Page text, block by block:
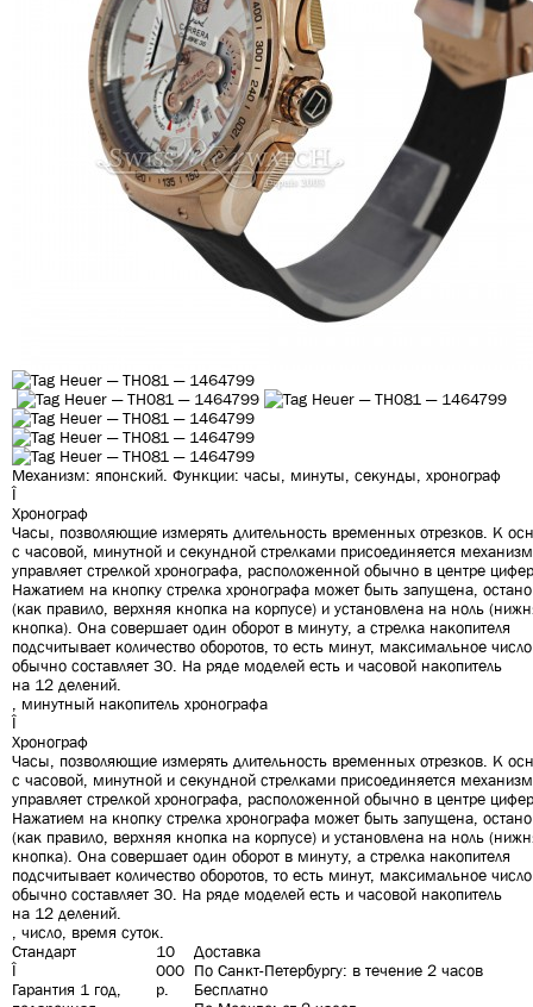
Механизм: японский. Функции: часы, минуты, секунды, хронограф
Î
Хронограф
Часы, позволяющие измерять длительность временных отрезков. К
с часовой, минутной и секундной стрелками присоединяется
управляет стрелкой хронографа, расположенной обычно в центре
Нажатием на кнопку стрелка хронографа может быть запущена,
(как правило, верхняя кнопка на корпусе) и установлена на ноль
кнопка). Она совершает один оборот в минуту, а стрелка накопителя
подсчитывает количество оборотов, то есть минут, максимальное
обычно составляет 30. На ряде моделей есть и часовой накопитель
на 12 делений.
, минутный накопитель хронографа
Î
Хронограф
Часы, позволяющие измерять длительность временных отрезков. К
с часовой, минутной и секундной стрелками присоединяется
управляет стрелкой хронографа, расположенной обычно в центре
Нажатием на кнопку стрелка хронографа может быть запущена,
(как правило, верхняя кнопка на корпусе) и установлена на ноль
кнопка). Она совершает один оборот в минуту, а стрелка накопителя
подсчитывает количество оборотов, то есть минут, максимальное
обычно составляет 30. На ряде моделей есть и часовой накопитель
на 12 делений.
, число, время суток.
Стандарт
Î
Гарантия 1 год,
10
000
р.
Доставка
По Санкт-Петербургу: в течение 2 часов
Бесплатно